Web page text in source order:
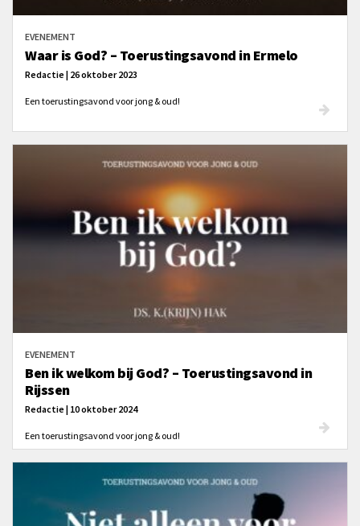
EVENEMENT
Waar is God? – Toerustingsavond in Ermelo
Redactie | 26 oktober 2023
Een toerustingsavond voor jong & oud!
EVENEMENT
Ben ik welkom bij God? – Toerustingsavond in
Rijssen
Redactie | 10 oktober 2024
Een toerustingsavond voor jong & oud!